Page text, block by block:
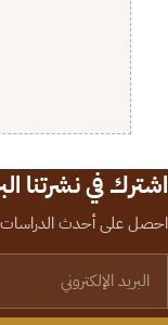
اشترك في نشرتنا
احصل على أحدث الدراسات